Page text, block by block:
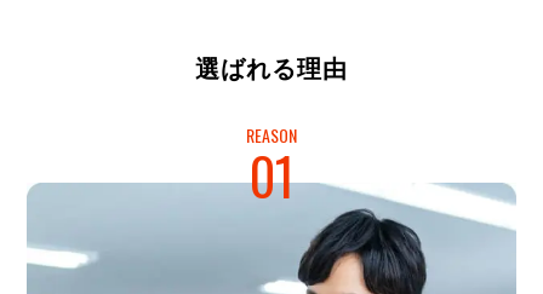
選ばれる理由
REASON
01